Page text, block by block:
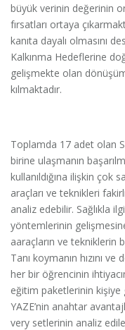
büyük verinin değerinin
fırsatları ortaya
kanıta dayalı olmasını
Kalkınma Hedeflerine
gelişmekte olan
kılmaktadır.
Toplamda 17 adet olan
birine ulaşmanın
kullanıldığına ilişkin çok
araçları ve teknikleri
analiz edebilir. Sağlıkla
yöntemlerinin
aaraçların ve tekniklerin
Tanı koymanın hızını
her bir öğrencinin
eğitim paketlerinin kişiye
YAZE’nin anahtar
very setlerinin analiz